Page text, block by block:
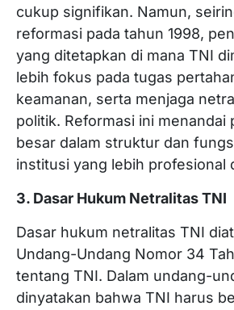
cukup signifikan. Namun,
reformasi pada tahun 1998,
yang ditetapkan di mana TNI
lebih fokus pada tugas
keamanan, serta menjaga
politik. Reformasi ini menandai
besar dalam struktur dan
institusi yang lebih profesional
3. Dasar Hukum Netralitas TNI
Dasar hukum netralitas TNI
Undang-Undang Nomor 34
tentang TNI. Dalam undang-
dinyatakan bahwa TNI harus